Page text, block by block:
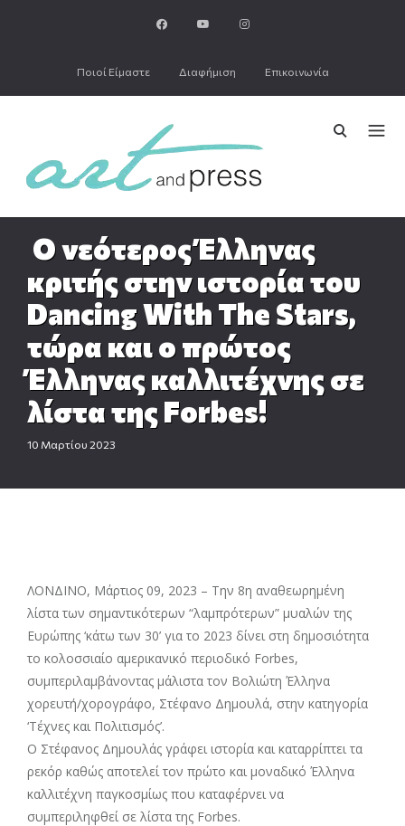
Ποιοί Είμαστε Διαφήμιση Επικοινωνία
Ο νεότερος Έλληνας
κριτής στην ιστορία του
Dancing With The Stars,
τώρα και ο πρώτος
Έλληνας καλλιτέχνης σε
λίστα της Forbes!
10 Μαρτίου 2023
ΛΟΝΔΙΝΟ, Μάρτιος 09, 2023 – Την 8η αναθεωρημένη
λίστα των σημαντικότερων “λαμπρότερων” μυαλών της
Ευρώπης ‘κάτω των 30’ για το 2023 δίνει στη δημοσιότητα
το κολοσσιαίο αμερικανικό περιοδικό Forbes,
συμπεριλαμβάνοντας μάλιστα τον Βολιώτη Έλληνα
χορευτή/χορογράφο, Στέφανο Δημουλά, στην κατηγορία
‘Τέχνες και Πολιτισμός’.
Ο Στέφανος Δημουλάς γράφει ιστορία και καταρρίπτει τα
ρεκόρ καθώς αποτελεί τον πρώτο και μοναδικό Έλληνα
καλλιτέχνη παγκοσμίως που καταφέρνει να
συμπεριληφθεί σε λίστα της Forbes.